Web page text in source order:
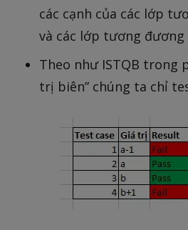
các cạnh của các lớp
và các lớp tương đương
Theo như ISTQB trong
trị biên” chúng ta chỉ